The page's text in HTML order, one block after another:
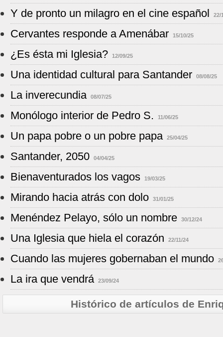
Y de pronto un milagro en el cine español 22/
Cervantes responde a Amenábar 15/10/25
¿Es ésta mi Iglesia? 12/09/25
Una identidad cultural para Santander 08/08/25
La inverecundia 08/07/25
Monólogo interior de Pedro S. 11/06/25
Un papa pobre o un pobre papa 25/04/25
Santander, 2050 04/04/25
Bienaventurados los vagos 19/03/25
Mirando hacia atrás con dolo 31/01/25
Menéndez Pelayo, sólo un nombre 30/12/24
Una Iglesia que hiela el corazón 22/11/24
Cuando las mujeres gobernaban el mundo
La ira que vendrá 23/09/24
Histórico de artículos de